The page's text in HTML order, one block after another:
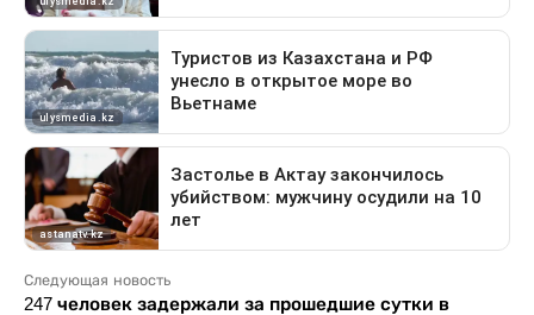
Следующая новость
247 человек задержали за прошедшие сутки в